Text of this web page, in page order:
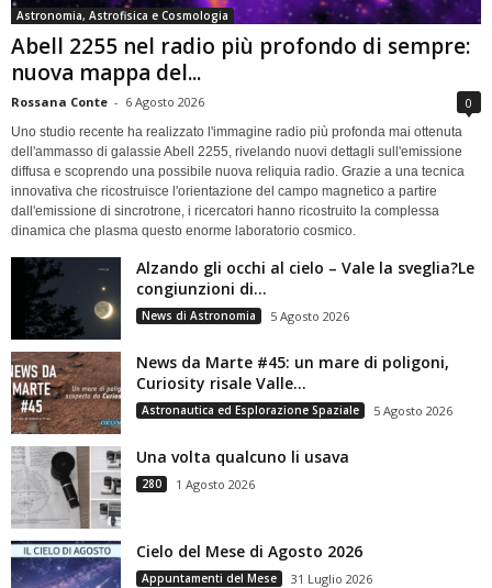
Astronomia, Astrofisica e Cosmologia
Abell 2255 nel radio più profondo di sempre:
nuova mappa del...
Rossana Conte - 6 Agosto 2026 0
Uno studio recente ha realizzato l'immagine radio più profonda mai ottenuta
dell'ammasso di galassie Abell 2255, rivelando nuovi dettagli sull'emissione
diffusa e scoprendo una possibile nuova reliquia radio. Grazie a una tecnica
innovativa che ricostruisce l'orientazione del campo magnetico a partire
dall'emissione di sincrotrone, i ricercatori hanno ricostruito la complessa
dinamica che plasma questo enorme laboratorio cosmico.
Alzando gli occhi al cielo – Vale la sveglia?Le
congiunzioni di...
News di Astronomia 5 Agosto 2026
News da Marte #45: un mare di poligoni,
Curiosity risale Valle...
Astronautica ed Esplorazione Spaziale 5 Agosto 2026
Una volta qualcuno li usava
280 1 Agosto 2026
Cielo del Mese di Agosto 2026
Appuntamenti del Mese 31 Luglio 2026